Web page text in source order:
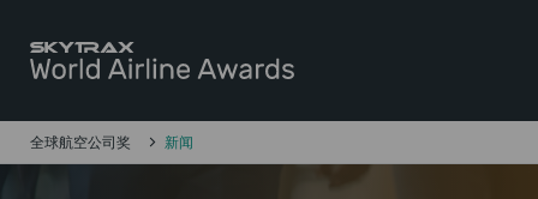
跳至内容
全球航空公司奖 新闻